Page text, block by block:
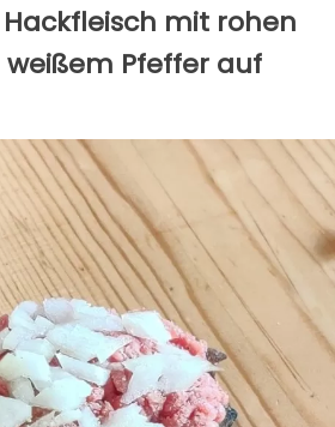
mit rohen
Pfeffer auf